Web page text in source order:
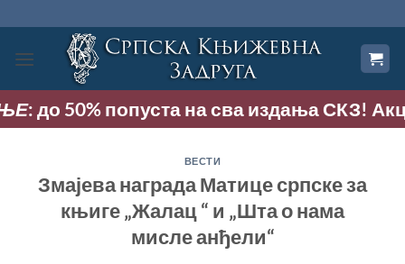
на
садржај
: до 50% попуста на сва издања СКЗ!
ВЕСТИ
Змајева награда Матице српске за
књиге „Жалац “ и „Шта о нама
мисле анђели“